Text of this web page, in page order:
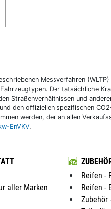
Messverfahren
Der tatsächliche
Straßenverhältnissen und
den offiziellen spezifischen
werden, der an allen
EnVKV.
aller Marken
Reifen -
Reifen -
Zubehör